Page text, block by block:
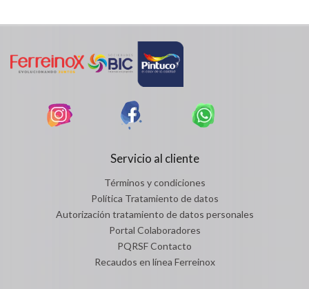
Servicio al cliente
Términos y condiciones
Política Tratamiento de datos
Autorización tratamiento de datos personales
Portal Colaboradores
PQRSF Contacto
Recaudos en línea Ferreinox